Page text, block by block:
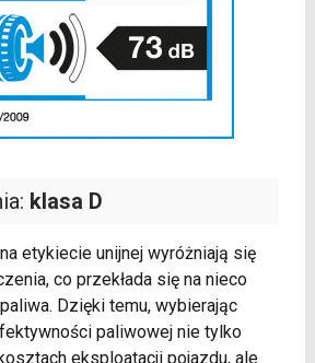
klasa D
etykiecie unijnej wyróżniają się
co przekłada się na nieco
Dzięki temu, wybierając
paliwowej nie tylko
eksploatacji pojazdu, ale